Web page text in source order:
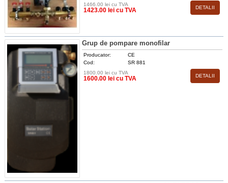
1466.00 lei cu TVA
1423.00 lei cu TVA DETALII
Grup de pompare monofilar
Producator:
CE
Cod:
SR 881
1800.00 lei cu TVA
1600.00 lei cu TVA DETALII